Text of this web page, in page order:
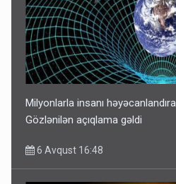
Milyonlarla insanı
Gözlənilən açıqlama gəldi
6 Avqust 16:48